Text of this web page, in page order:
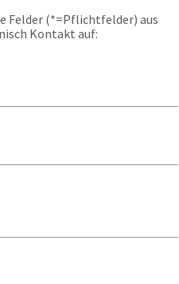
Felder (*=Pflichtfelder) aus
Kontakt auf: